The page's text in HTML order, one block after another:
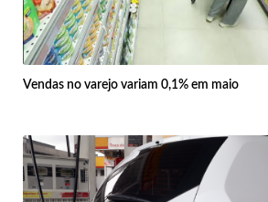
Vendas no varejo variam 0,1% em maio